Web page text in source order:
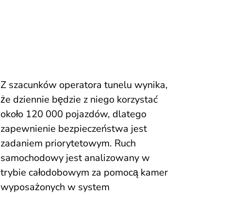
Z szacunków operatora tunelu wynika,
że dziennie będzie z niego korzystać
około 120 000 pojazdów, dlatego
zapewnienie bezpieczeństwa jest
zadaniem priorytetowym. Ruch
samochodowy jest analizowany w
trybie całodobowym za pomocą kamer
wyposażonych w system